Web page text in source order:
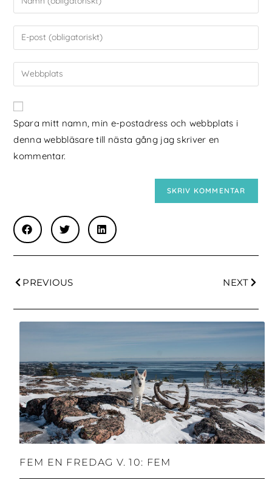
Spara mitt namn, min e-postadress och webbplats i
denna webbläsare till nästa gång jag skriver en
kommentar.
PREVIOUS NEXT
FEM EN FREDAG V. 10: FEM